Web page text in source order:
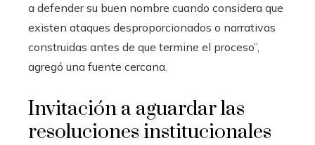
a defender su buen nombre cuando considera que
existen ataques desproporcionados o narrativas
construidas antes de que termine el proceso”,
agregó una fuente cercana.
Invitación a aguardar las
resoluciones institucionales